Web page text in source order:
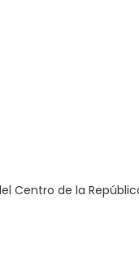
Centro de la